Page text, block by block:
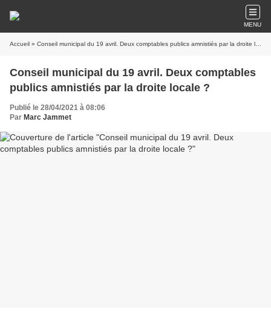
MENU
Accueil » Conseil municipal du 19 avril. Deux comptables publics amnistiés par la droite locale ?
Conseil municipal du 19 avril. Deux comptables
publics amnistiés par la droite locale ?
Publié le 28/04/2021 à 08:06
Par Marc Jammet